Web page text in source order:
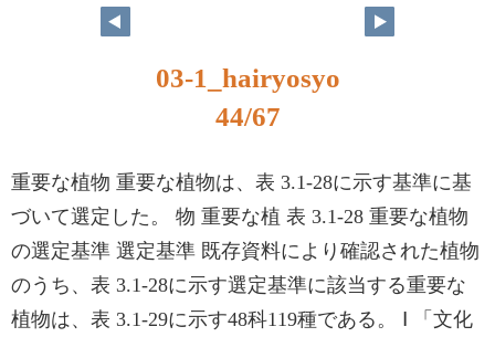
03-1_hairyosyo
44/67
重要な植物 重要な植物は、表 3.1-28に示す基準に基
づいて選定した。 物 重要な植 表 3.1-28 重要な植物
の選定基準 選定基準 既存資料により確認された植物
のうち、表 3.1-28に示す選定基準に該当する重要な
植物は、表 3.1-29に示す48科119種である。 Ⅰ 「文化